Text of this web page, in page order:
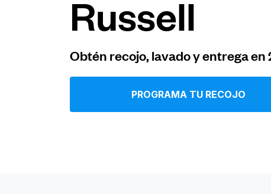
Iniciar sesión
Russell
Obtén recojo, lavado y entrega en
PROGRAMA TU RECOJO